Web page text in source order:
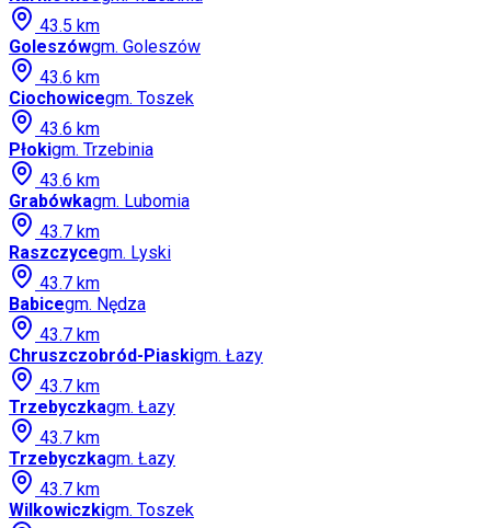
43.5 km
Goleszówgm. Goleszów
43.6 km
Ciochowicegm. Toszek
43.6 km
Płokigm. Trzebinia
43.6 km
Grabówkagm. Lubomia
43.7 km
Raszczycegm. Lyski
43.7 km
Babicegm. Nędza
43.7 km
Chruszczobród-Piaskigm. Łazy
43.7 km
Trzebyczkagm. Łazy
43.7 km
Trzebyczkagm. Łazy
43.7 km
Wilkowiczkigm. Toszek